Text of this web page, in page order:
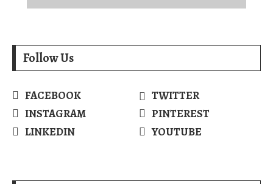
Follow Us
FACEBOOK
TWITTER
INSTAGRAM
PINTEREST
LINKEDIN
YOUTUBE